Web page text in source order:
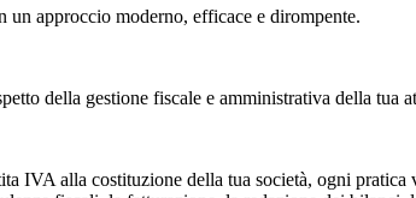
un approccio moderno, efficace e dirompente.
della gestione fiscale e amministrativa della tua
IVA alla costituzione della tua società, ogni